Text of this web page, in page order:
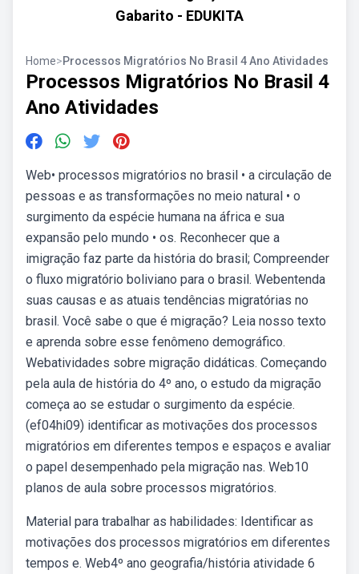
Gabarito - EDUKITA
Home>Processos Migratórios No Brasil 4 Ano Atividades
Processos Migratórios No Brasil 4
Ano Atividades
Web• processos migratórios no brasil • a circulação de
pessoas e as transformações no meio natural • o
surgimento da espécie humana na áfrica e sua
expansão pelo mundo • os. Reconhecer que a
imigração faz parte da história do brasil; Compreender
o fluxo migratório boliviano para o brasil. Webentenda
suas causas e as atuais tendências migratórias no
brasil. Você sabe o que é migração? Leia nosso texto
e aprenda sobre esse fenômeno demográfico.
Webatividades sobre migração didáticas. Começando
pela aula de história do 4º ano, o estudo da migração
começa ao se estudar o surgimento da espécie.
(ef04hi09) identificar as motivações dos processos
migratórios em diferentes tempos e espaços e avaliar
o papel desempenhado pela migração nas. Web10
planos de aula sobre processos migratórios.
Material para trabalhar as habilidades: Identificar as
motivações dos processos migratórios em diferentes
tempos e. Web4º ano geografia/história atividade 6